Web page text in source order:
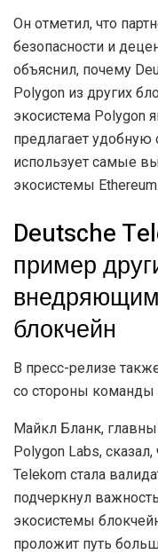
Он отметил, что
безопасности и
объяснил, почему
Polygon из других
экосистема Polygon
предлагает удобную
использует самые
экосистемы Ethereum.
Deutsche
пример
блокчейн
В пресс-релизе
со стороны команды
Майкл Бланк,
Polygon Labs,
Telekom стала
подчеркнул
экосистемы
проложит путь